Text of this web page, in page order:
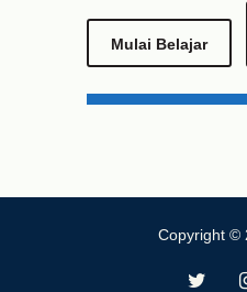
Mulai Belajar
Copyright ©